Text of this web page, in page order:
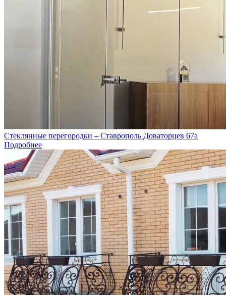
Стеклянные перегородки – Ставрополь Доваторцев 67а
Подробнее